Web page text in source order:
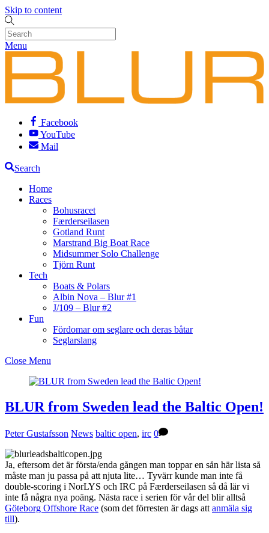
Skip to content
Menu
Facebook
YouTube
Mail
Search
Home
Races
Bohusracet
Færderseilasen
Gotland Runt
Marstrand Big Boat Race
Midsummer Solo Challenge
Tjörn Runt
Tech
Boats & Polars
Albin Nova – Blur #1
J/109 – Blur #2
Fun
Fördomar om seglare och deras båtar
Seglarslang
Close Menu
BLUR from Sweden lead the Baltic Open!
Peter Gustafsson News baltic open, irc 0
Ja, eftersom det är första/enda gången man toppar en sån här lista så
måste man ju passa på att njuta lite… Tyvärr kunde man inte få
double-scoring i NorLYS och IRC på Færderseilasen så då lär vi
inte få några nya poäng. Nästa race i serien för vår del blir alltså
Göteborg Offshore Race (som det förresten är dags att anmäla sig
till).